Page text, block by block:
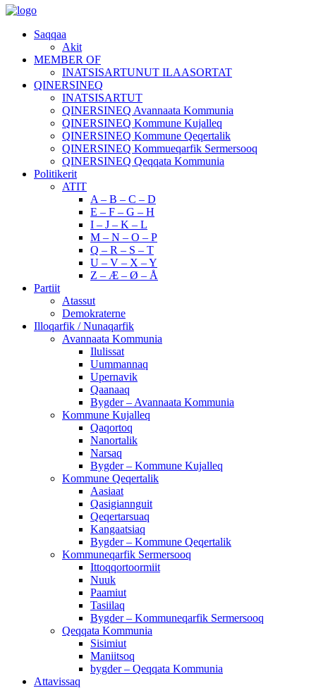
Saqqaa
Akit
MEMBER OF
INATSISARTUNUT ILAASORTAT
QINERSINEQ
INATSISARTUT
QINERSINEQ Avannaata Kommunia
QINERSINEQ Kommune Kujalleq
QINERSINEQ Kommune Qeqertalik
QINERSINEQ Kommueqarfik Sermersooq
QINERSINEQ Qeqqata Kommunia
Politikerit
ATIT
A – B – C – D
E – F – G – H
I – J – K – L
M – N – O – P
Q – R – S – T
U – V – X – Y
Z – Æ – Ø – Å
Partiit
Atassut
Demokraterne
Illoqarfik / Nunaqarfik
Avannaata Kommunia
Ilulissat
Uummannaq
Upernavik
Qaanaaq
Bygder – Avannaata Kommunia
Kommune Kujalleq
Qaqortoq
Nanortalik
Narsaq
Bygder – Kommune Kujalleq
Kommune Qeqertalik
Aasiaat
Qasigiannguit
Qeqertarsuaq
Kangaatsiaq
Bygder – Kommune Qeqertalik
Kommuneqarfik Sermersooq
Ittoqqortoormiit
Nuuk
Paamiut
Tasiilaq
Bygder – Kommuneqarfik Sermersooq
Qeqqata Kommunia
Sisimiut
Maniitsoq
bygder – Qeqqata Kommunia
Attavissaq